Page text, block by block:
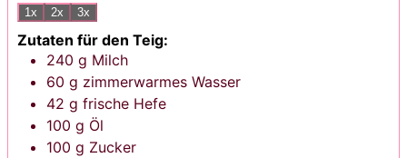
1x 2x 3x
Zutaten für den Teig:
240 g Milch
60 g zimmerwarmes Wasser
42 g frische Hefe
100 g Öl
100 g Zucker